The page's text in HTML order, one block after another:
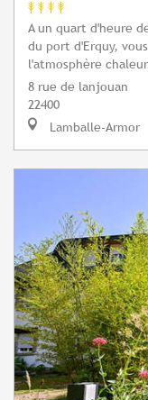
A un quart d'heure
du port d'Erquy,
l'atmosphère
8 rue de lanjouan
22400
Lamballe-Armor